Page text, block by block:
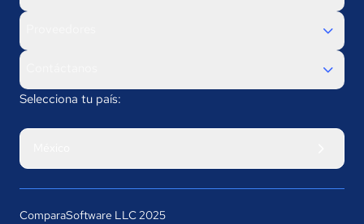
Selecciona tu país:
ComparaSoftware LLC 2025